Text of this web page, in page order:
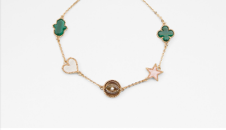
المجموعات